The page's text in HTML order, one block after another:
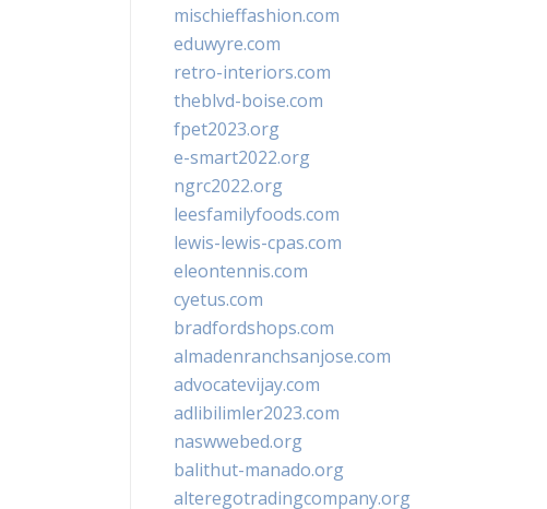
mischieffashion.com
eduwyre.com
retro-interiors.com
theblvd-boise.com
fpet2023.org
e-smart2022.org
ngrc2022.org
leesfamilyfoods.com
lewis-lewis-cpas.com
eleontennis.com
cyetus.com
bradfordshops.com
almadenranchsanjose.com
advocatevijay.com
adlibilimler2023.com
naswwebed.org
balithut-manado.org
alteregotradingcompany.org